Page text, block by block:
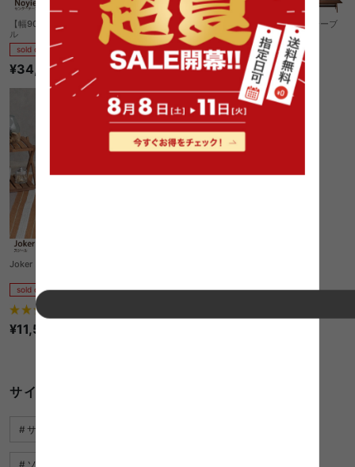
【幅90〜120cm】Noyie センターテーブ
ル
sold out
¥34,500
【幅60〜90cm】Noyie センターテーブ
ル
sold out
¥26,700
Joker スツール
sold out
¥11,550
サイドテーブル オークに関するキーワード
サイドテーブル ランキング
ソファ サイドテーブル